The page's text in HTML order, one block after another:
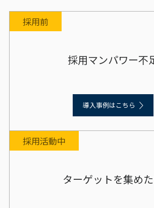
採用前
採用マンパワー不
導入事例はこちら
採用活動中
ターゲットを集め